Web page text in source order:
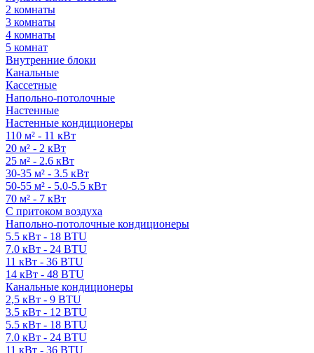
2 комнаты
3 комнаты
4 комнаты
5 комнат
Внутренние блоки
Канальные
Кассетные
Напольно-потолочные
Настенные
Настенные кондиционеры
110 м² - 11 кВт
20 м² - 2 кВт
25 м² - 2.6 кВт
30-35 м² - 3.5 кВт
50-55 м² - 5.0-5.5 кВт
70 м² - 7 кВт
С притоком воздуха
Напольно-потолочные кондиционеры
5.5 кВт - 18 BTU
7.0 кВт - 24 BTU
11 кВт - 36 BTU
14 кВт - 48 BTU
Канальные кондиционеры
2,5 кВт - 9 BTU
3.5 кВт - 12 BTU
5.5 кВт - 18 BTU
7.0 кВт - 24 BTU
11 кВт - 36 BTU